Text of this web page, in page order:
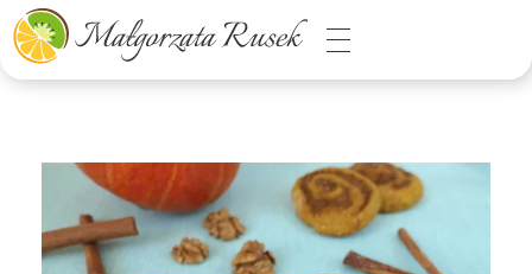
Małgorzata Rusek - dietetyk z pasją
Dietetyka kliniczna & Psychodietetyka